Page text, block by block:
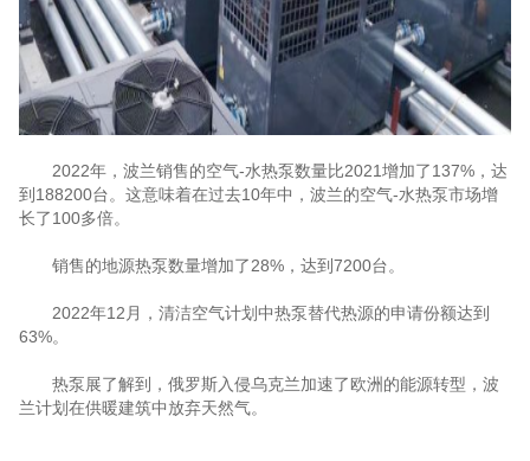
2022年，波兰销售的空气-水热泵数量比2021增加了137%，达
到188200台。这意味着在过去10年中，波兰的空气-水热泵市场增
长了100多倍。
销售的地源热泵数量增加了28%，达到7200台。
2022年12月，清洁空气计划中热泵替代热源的申请份额达到
63%。
热泵展了解到，俄罗斯入侵乌克兰加速了欧洲的能源转型，波
兰计划在供暖建筑中放弃天然气。